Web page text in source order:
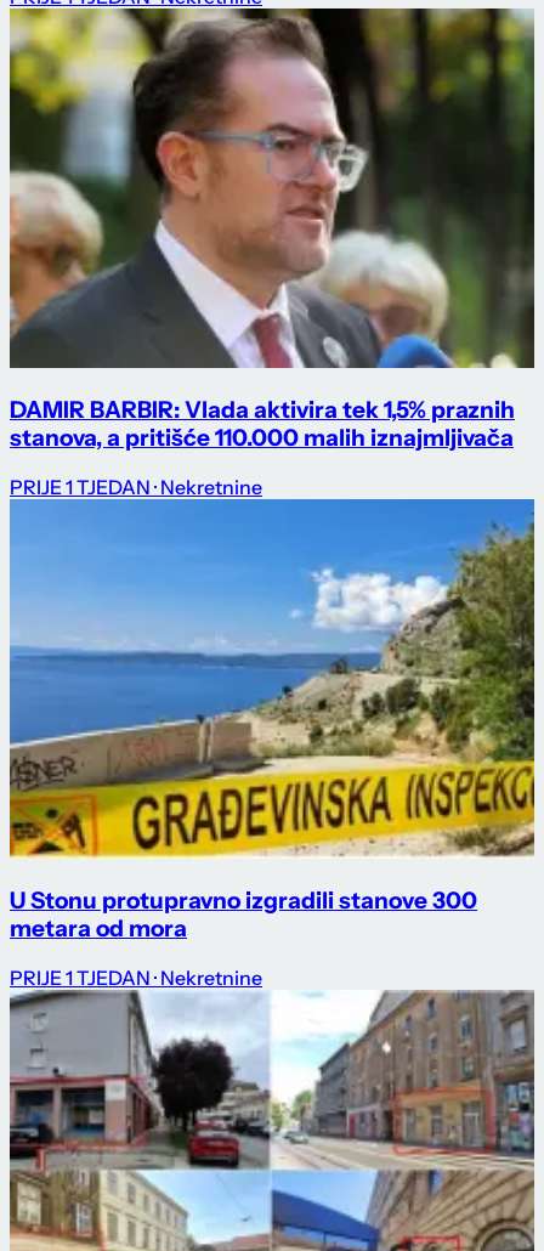
DAMIR BARBIR: Vlada aktivira tek 1,5% praznih
stanova, a pritišće 110.000 malih iznajmljivača
PRIJE 1 TJEDAN · Nekretnine
U Stonu protupravno izgradili stanove 300
metara od mora
PRIJE 1 TJEDAN · Nekretnine